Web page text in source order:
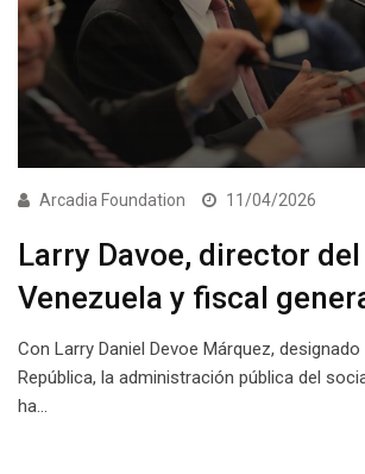
Arcadia Foundation 11/04/2026
Larry Davoe, director
Venezuela y fiscal
Con Larry Daniel Devoe Márquez,
República, la administración pública del
ha…